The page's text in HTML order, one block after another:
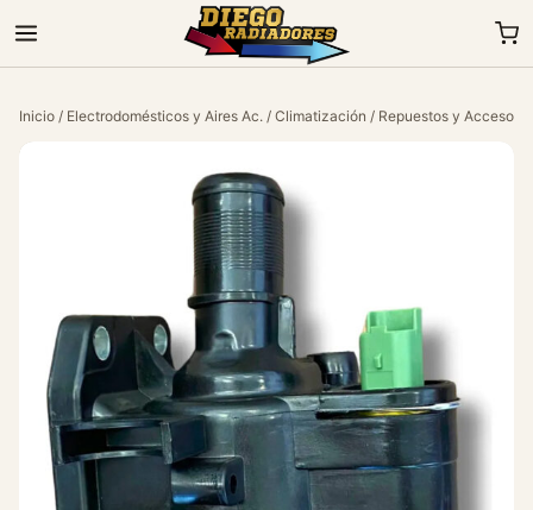
Inicio / Electrodomésticos y Aires Ac. / Climatización / Repuestos y